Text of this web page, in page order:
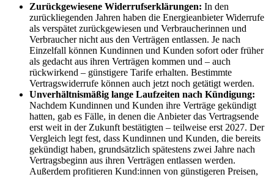
Zurückgewiesene Widerrufserklärungen: In den
zurückliegenden Jahren haben die Energieanbieter Widerrufe
als verspätet zurückgewiesen und Verbraucherinnen und
Verbraucher nicht aus den Verträgen entlassen. Je nach
Einzelfall können Kundinnen und Kunden sofort oder früher
als gedacht aus ihren Verträgen kommen und – auch
rückwirkend – günstigere Tarife erhalten. Bestimmte
Vertragswiderrufe können auch jetzt noch getätigt werden.
Unverhältnismäßig lange Laufzeiten nach Kündigung:
Nachdem Kundinnen und Kunden ihre Verträge gekündigt
hatten, gab es Fälle, in denen die Anbieter das Vertragsende
erst weit in der Zukunft bestätigten – teilweise erst 2027. Der
Vergleich legt fest, dass Kundinnen und Kunden, die bereits
gekündigt haben, grundsätzlich spätestens zwei Jahre nach
Vertragsbeginn aus ihren Verträgen entlassen werden.
Außerdem profitieren Kund:innen von günstigeren Preisen,